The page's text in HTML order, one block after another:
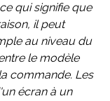
qui signifie que
il peut
au niveau du
le modèle
commande. Les
écran à un